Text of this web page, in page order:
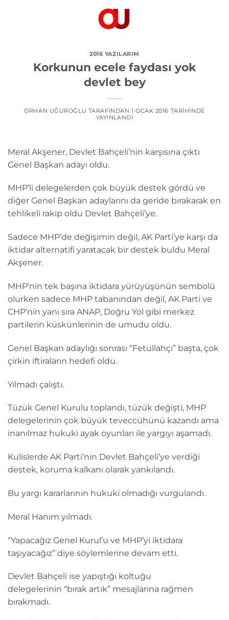
2016 YAZILARIM
Korkunun ecele faydası yok
devlet bey
ORHAN UĞUROĞLU TARAFINDAN 1 OCAK 2016 TARIHINDE
YAYINLANDI
Meral Akşener, Devlet Bahçeli’nin karşısına çıktı
Genel Başkan adayı oldu.
MHP’li delegelerden çok büyük destek gördü ve
diğer Genel Başkan adaylarını da geride bırakarak en
tehlikeli rakip oldu Devlet Bahçeli’ye.
Sadece MHP’de değişimin değil, AK Parti’ye karşı da
iktidar alternatifi yaratacak bir destek buldu Meral
Akşener.
MHP’nin tek başına iktidara yürüyüşünün sembolü
olurken sadece MHP tabanından değil, AK Parti ve
CHP’nin yanı sıra ANAP, Doğru Yol gibi merkez
partilerin küskünlerinin de umudu oldu.
Genel Başkan adaylığı sonrası “Fetullahçı” başta, çok
çirkin iftiraların hedefi oldu.
Yılmadı çalıştı.
Tüzük Genel Kurulu toplandı, tüzük değişti, MHP
delegelerinin çok büyük teveccühünü kazandı ama
inanılmaz hukuki ayak oyunları ile yargıyı aşamadı.
Kulislerde AK Parti’nin Devlet Bahçeli’ye verdiği
destek, koruma kalkanı olarak yankılandı.
Bu yargı kararlarının hukuki olmadığı vurgulandı.
Meral Hanım yılmadı.
“Yapacağız Genel Kurul’u ve MHP’yi iktidara
taşıyacağız” diye söylemlerine devam etti.
Devlet Bahçeli ise yapıştığı koltuğu
delegelerinin “bırak artık” mesajlarına rağmen
bırakmadı.